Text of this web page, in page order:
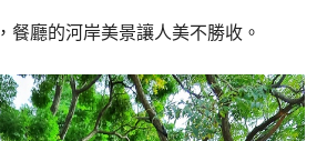
，餐廳的河岸美景讓人美不勝收。